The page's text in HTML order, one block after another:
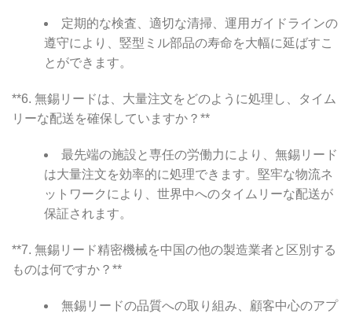
定期的な検査、適切な清掃、運用ガイドラインの
遵守により、竪型ミル部品の寿命を大幅に延ばすこ
とができます。
**6. 無錫リードは、大量注文をどのように処理し、タイム
リーな配送を確保していますか？**
最先端の施設と専任の労働力により、無錫リード
は大量注文を効率的に処理できます。堅牢な物流ネ
ットワークにより、世界中へのタイムリーな配送が
保証されます。
**7. 無錫リード精密機械を中国の他の製造業者と区別する
ものは何ですか？**
無錫リードの品質への取り組み、顧客中心のアプ